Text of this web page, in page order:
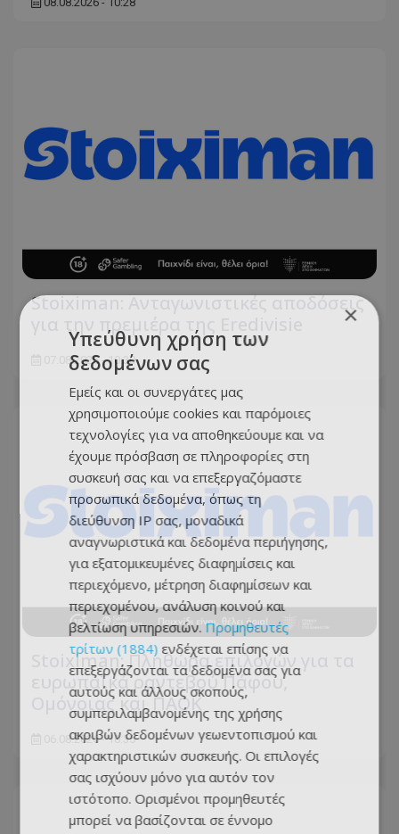
Stoiximan: Ανταγωνιστικές αποδόσεις
για την πρεμιέρα της Eredivisie
07.08.2026 - 10:30
Stoiximan: Πληθώρα επιλογών για τα
ευρωπαϊκά ραντεβού Πάφου,
Ομόνοιας και ΠΑΟΚ
06.08.2026 - 10:35
×
Υπεύθυνη χρήση των
δεδομένων σας
Εμείς και οι συνεργάτες μας
χρησιμοποιούμε cookies και παρόμοιες
τεχνολογίες για να αποθηκεύουμε και να
έχουμε πρόσβαση σε πληροφορίες στη
συσκευή σας και να επεξεργαζόμαστε
προσωπικά δεδομένα, όπως τη
διεύθυνση IP σας, μοναδικά
αναγνωριστικά και δεδομένα περιήγησης,
για εξατομικευμένες διαφημίσεις και
περιεχόμενο, μέτρηση διαφημίσεων και
περιεχομένου, ανάλυση κοινού και
βελτίωση υπηρεσιών.Προμηθευτές
τρίτων (1884) ενδέχεται επίσης να
επεξεργάζονται τα δεδομένα σας για
αυτούς και άλλους σκοπούς,
συμπεριλαμβανομένης της χρήσης
ακριβών δεδομένων γεωεντοπισμού και
χαρακτηριστικών συσκευής. Οι επιλογές
σας ισχύουν μόνο για αυτόν τον
ιστότοπο. Ορισμένοι προμηθευτές
μπορεί να βασίζονται σε έννομο